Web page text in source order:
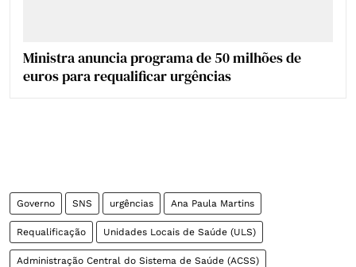
Ministra anuncia programa de 50 milhões de
euros para requalificar urgências
Governo SNS urgências Ana Paula Martins
Requalificação Unidades Locais de Saúde (ULS)
Administração Central do Sistema de Saúde (ACSS)